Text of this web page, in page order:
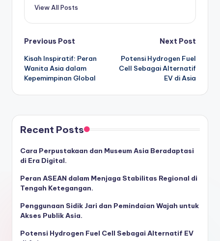
View All Posts
Post
navigation
Previous Post
Kisah Inspiratif: Peran
Wanita Asia dalam
Kepemimpinan Global
Next Post
Potensi Hydrogen Fuel
Cell Sebagai Alternatif
EV di Asia
Recent Posts
Cara Perpustakaan dan Museum Asia Beradaptasi
di Era Digital.
Peran ASEAN dalam Menjaga Stabilitas Regional di
Tengah Ketegangan.
Penggunaan Sidik Jari dan Pemindaian Wajah untuk
Akses Publik Asia.
Potensi Hydrogen Fuel Cell Sebagai Alternatif EV